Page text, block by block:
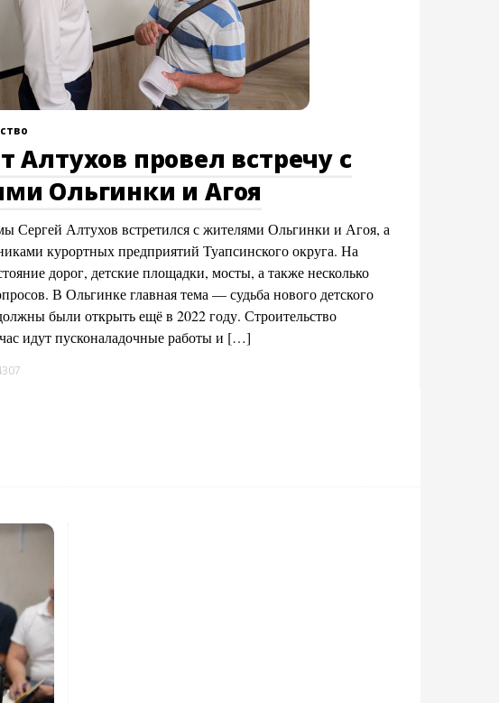
Алтухов провел встречу с
Ольгинки и Агоя
Сергей Алтухов встретился с жителями Ольгинки и Агоя, а
курортных предприятий Туапсинского округа. На
дорог, детские площадки, мосты, а также несколько
В Ольгинке главная тема — судьба нового детского
были открыть ещё в 2022 году. Строительство
идут пусконаладочные работы и […]